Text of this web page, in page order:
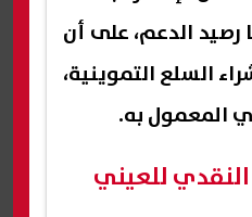
الدعم، على أن
السلع التموينية،
المعمول به.
للعيني